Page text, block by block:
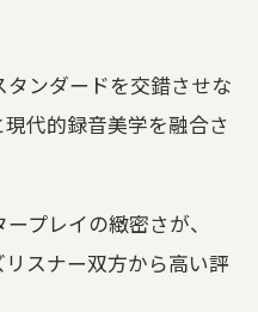
ンダードを交錯させな
代的録音美学を融合さ
プレイの緻密さが、
スナー双方から高い評